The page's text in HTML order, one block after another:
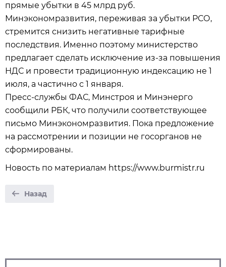
прямые убытки в 45 млрд руб.
Минэкономразвития, переживая за убытки РСО,
стремится снизить негативные тарифные
последствия. Именно поэтому министерство
предлагает сделать исключение из-за повышения
НДС и провести традиционную индексацию не 1
июля, а частично с 1 января.
Пресс-службы ФАС, Минстроя и Минэнерго
сообщили РБК, что получили соответствующее
письмо Минэкономразвития. Пока предложение
на рассмотрении и позиции не госорганов не
сформированы.
Новость по материалам https://www.burmistr.ru
Назад